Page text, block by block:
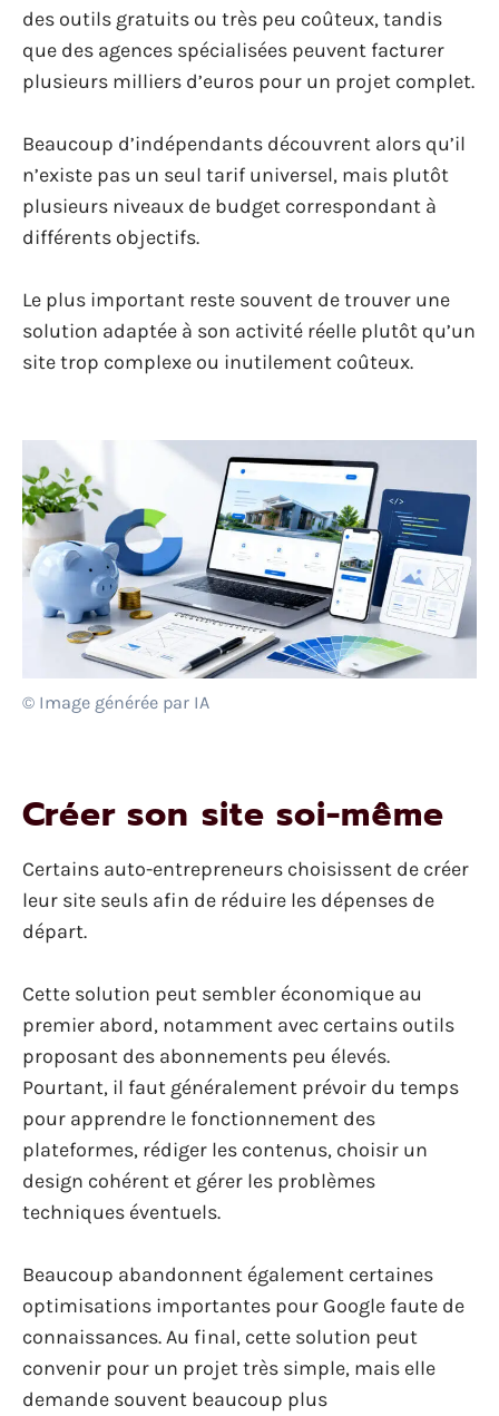
des outils gratuits ou très peu coûteux, tandis
que des agences spécialisées peuvent facturer
plusieurs milliers d’euros pour un projet complet.
Beaucoup d’indépendants découvrent alors qu’il
n’existe pas un seul tarif universel, mais plutôt
plusieurs niveaux de budget correspondant à
différents objectifs.
Le plus important reste souvent de trouver une
solution adaptée à son activité réelle plutôt qu’un
site trop complexe ou inutilement coûteux.
© Image générée par IA
Créer son site soi-même
Certains auto-entrepreneurs choisissent de créer
leur site seuls afin de réduire les dépenses de
départ.
Cette solution peut sembler économique au
premier abord, notamment avec certains outils
proposant des abonnements peu élevés.
Pourtant, il faut généralement prévoir du temps
pour apprendre le fonctionnement des
plateformes, rédiger les contenus, choisir un
design cohérent et gérer les problèmes
techniques éventuels.
Beaucoup abandonnent également certaines
optimisations importantes pour Google faute de
connaissances. Au final, cette solution peut
convenir pour un projet très simple, mais elle
demande souvent beaucoup plus